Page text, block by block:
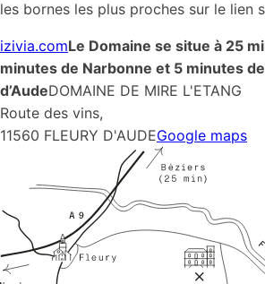
les bornes les plus proches sur le lien
izivia.comLe Domaine se situe à 25
minutes de Narbonne et 5 minutes
d’AudeDOMAINE DE MIRE L'ETANG
Route des vins,
11560 FLEURY D'AUDEGoogle maps